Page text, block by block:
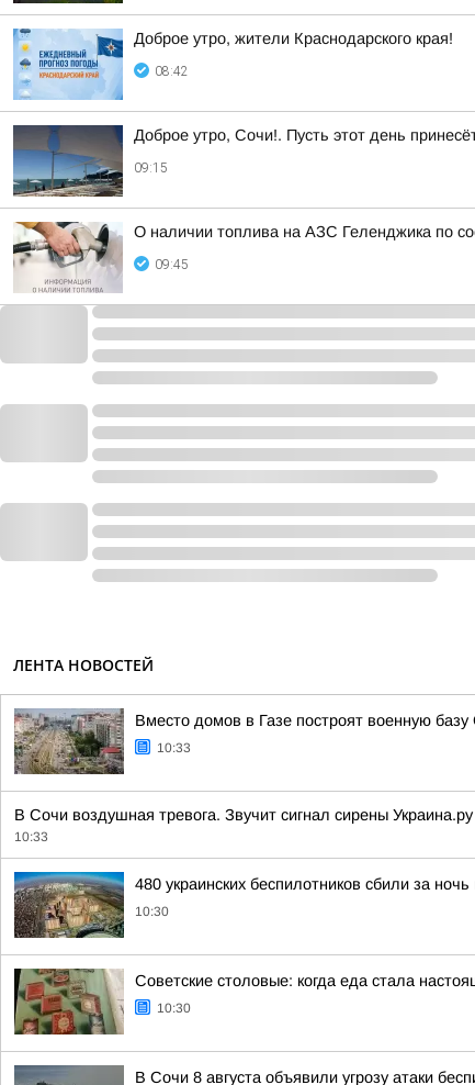
Доброе утро, жители Краснодарского края!
08:42
Доброе утро, Сочи!. Пусть этот день
09:15
О наличии топлива на АЗС Геленджика по
09:45
ЛЕНТА НОВОСТЕЙ
Вместо домов в Газе построят военную
10:33
В Сочи воздушная тревога. Звучит сигнал сирены
10:33
480 украинских беспилотников сбили за
10:30
Советские столовые: когда еда стала
10:30
В Сочи 8 августа объявили угрозу атаки